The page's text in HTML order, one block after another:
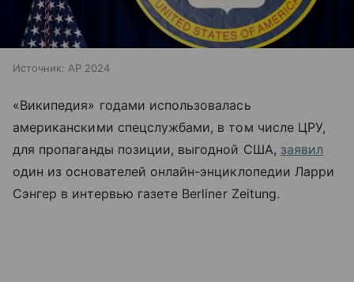
Источник: AP 2024
«Википедия» годами использовалась
американскими спецслужбами, в том числе ЦРУ,
для пропаганды позиции, выгодной США, заявил
один из основателей онлайн-энциклопедии Ларри
Сэнгер в интервью газете Berliner Zeitung.